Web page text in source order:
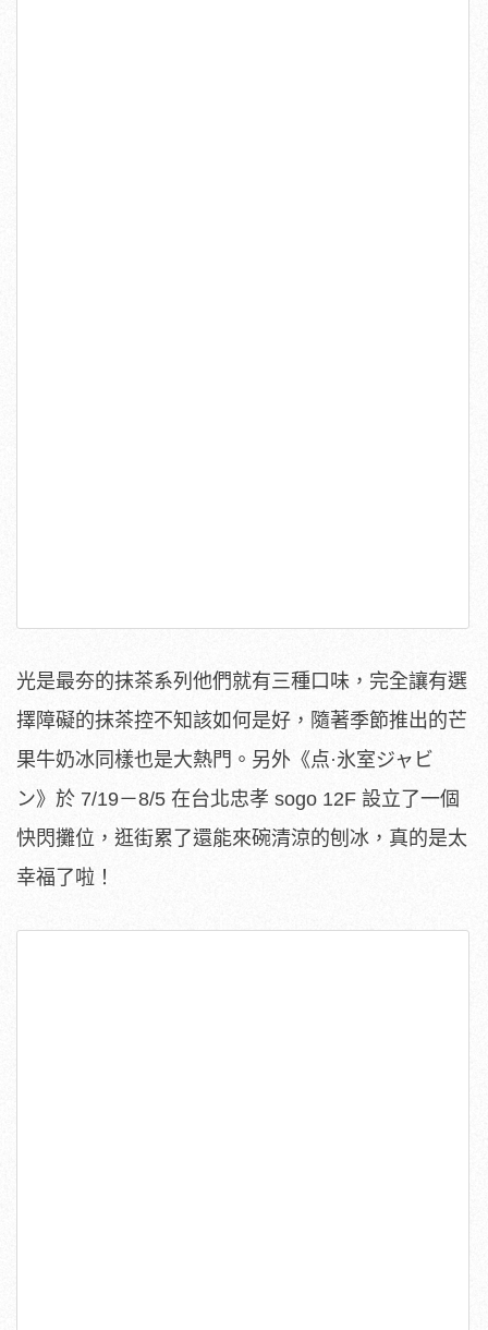
光是最夯的抹茶系列他們就有三種口味，完全讓有選
擇障礙的抹茶控不知該如何是好，隨著季節推出的芒
果牛奶冰同樣也是大熱門。另外《点·氷室ジャビ
ン》於 7/19－8/5 在台北忠孝 sogo 12F 設立了一個
快閃攤位，逛街累了還能來碗清涼的刨冰，真的是太
幸福了啦！